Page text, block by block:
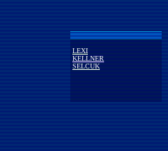
LEXI
KELLNER
SELCUK